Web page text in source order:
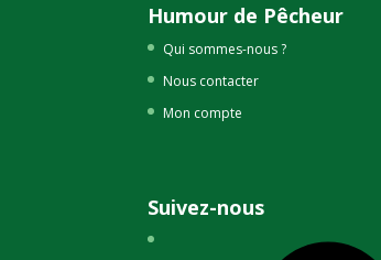
Humour de Pêcheur
Qui sommes-nous ?
Nous contacter
Mon compte
Suivez-nous